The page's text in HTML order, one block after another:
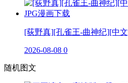
[荻野真][孔雀王-曲神纪][中
2026-08-08 0
随机图文